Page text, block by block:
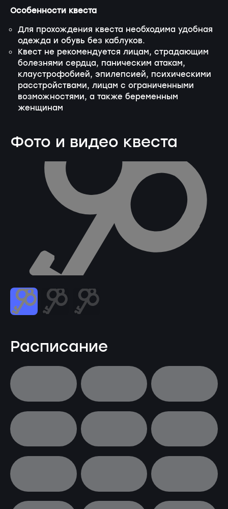
Особенности квеста
Для прохождения квеста необходима удобная
одежда и обувь без каблуков.
Квест не рекомендуется лицам, страдающим
болезнями сердца, паническим атакам,
клаустрофобией, эпилепсией, психическими
расстройствами, лицам с ограниченными
возможностями, а также беременным
женщинам
Фото и видео квеста
Расписание